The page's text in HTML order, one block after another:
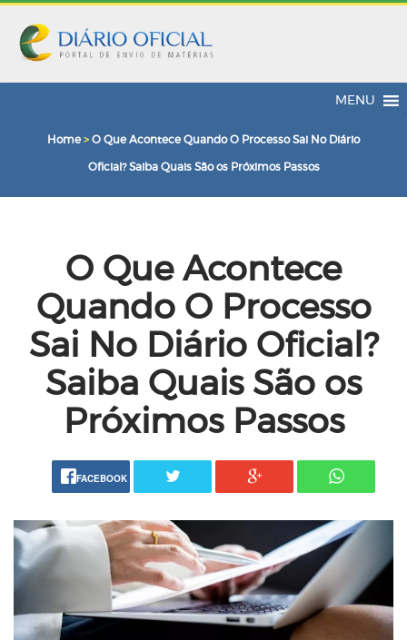
MENU
Home > O Que Acontece Quando O Processo Sai No Diário
Oficial? Saiba Quais São os Próximos Passos
O Que Acontece
Quando O Processo
Sai No Diário Oficial?
Saiba Quais São os
Próximos Passos
FACEBOOK